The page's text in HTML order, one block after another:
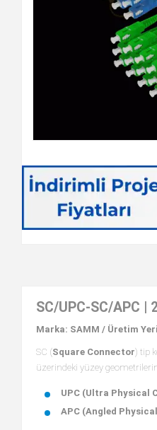
SC/UPC-SC/APC |
Marka: SAMM / Üretim
SC (Square Connector) tip
üzerindeki yüzey
UPC (Ultra Physical
APC (Angled